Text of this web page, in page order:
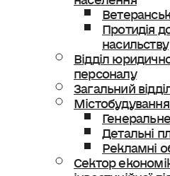
Протидія
насильству
Відділ
персоналу
Загальний
Детальні
Рекламні
Сектор